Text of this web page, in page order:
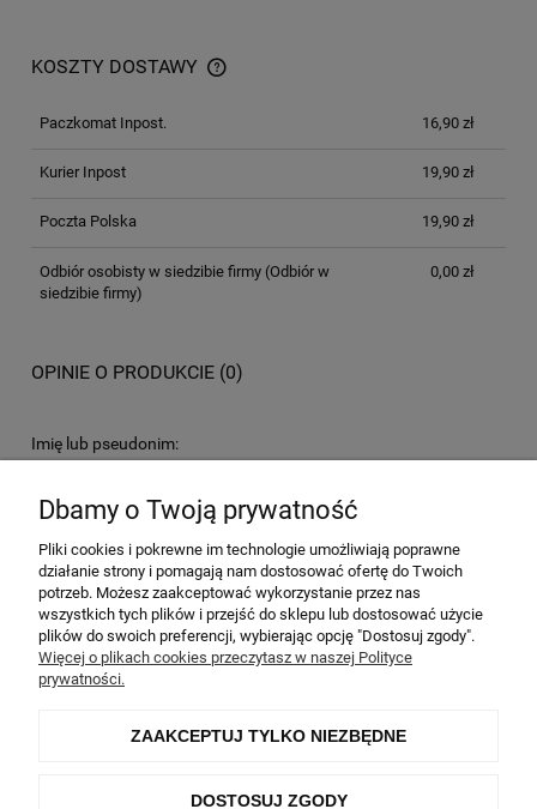
KOSZTY DOSTAWY
Paczkomat Inpost. 16,90 zł
Kurier Inpost 19,90 zł
Poczta Polska 19,90 zł
Odbiór osobisty w siedzibie firmy(Odbiór w
siedzibie firmy)
0,00 zł
OPINIE O PRODUKCIE (0)
Imię lub pseudonim:
Dbamy o Twoją prywatność
Pliki cookies i pokrewne im technologie umożliwiają poprawne
działanie strony i pomagają nam dostosować ofertę do Twoich
potrzeb. Możesz zaakceptować wykorzystanie przez nas
wszystkich tych plików i przejść do sklepu lub dostosować użycie
plików do swoich preferencji, wybierając opcję "Dostosuj zgody".
Więcej o plikach cookies przeczytasz w naszej Polityce
prywatności.
ZAAKCEPTUJ TYLKO NIEZBĘDNE
DOSTOSUJ ZGODY